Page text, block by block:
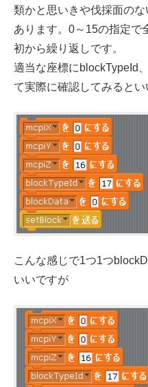
類かと思いきや伐採面の
あります。0～15の指定で
初から繰り返しです。
適当な座標にblockTypeId
て実際に確認してみるとい
こんな感じで1つ1つ
いいですが